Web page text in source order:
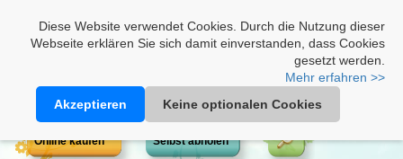
Diese Website verwendet Cookies. Durch die Nutzung dieser
Webseite erklären Sie sich damit einverstanden, dass Cookies
gesetzt werden.
Mehr erfahren >>
Akzeptieren
Keine optionalen Cookies
Online kaufen Selbst abholen